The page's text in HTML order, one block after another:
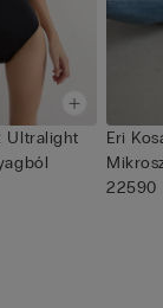
Ultralight
Eri
22590